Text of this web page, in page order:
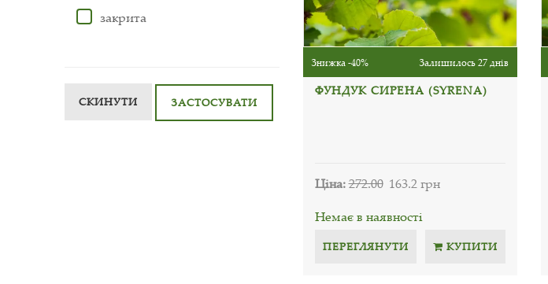
закрита
СКИНУТИ ЗАСТОСУВАТИ
Знижка -40% Залишилось 27 днів
ФУНДУК СИРЕНА (SYRENA)
Ціна:272.00 163.2 грн
Немає в наявності
ПЕРЕГЛЯНУТИ КУПИТИ